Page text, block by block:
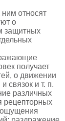
относят
о
защитных
получает
о движении
связок и т. п.
различных
рецепторных